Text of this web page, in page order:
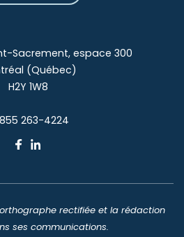
Sacrement, espace 300
(Québec)
H2Y 1W8
855 263-4224
rectifiée et la rédaction
ses communications.